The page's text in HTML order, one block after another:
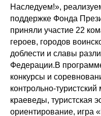
Наследуем!»,
поддержке Фонда
приняли участие 22
героев, городов
доблести и славы
Федерации.В
конкурсы и
контрольно-
краеведы, туристская
ориентирование, игра